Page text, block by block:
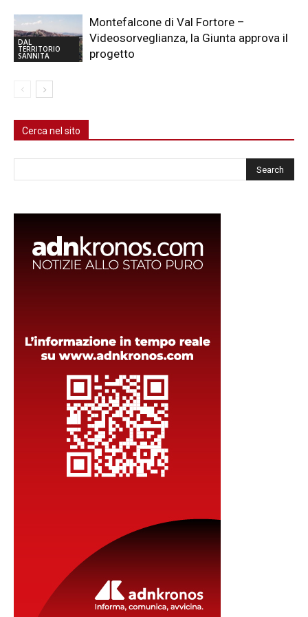
DAL
TERRITORIO
SANNITA
Montefalcone di Val Fortore –
Videosorveglianza, la Giunta approva il
progetto
Cerca nel sito